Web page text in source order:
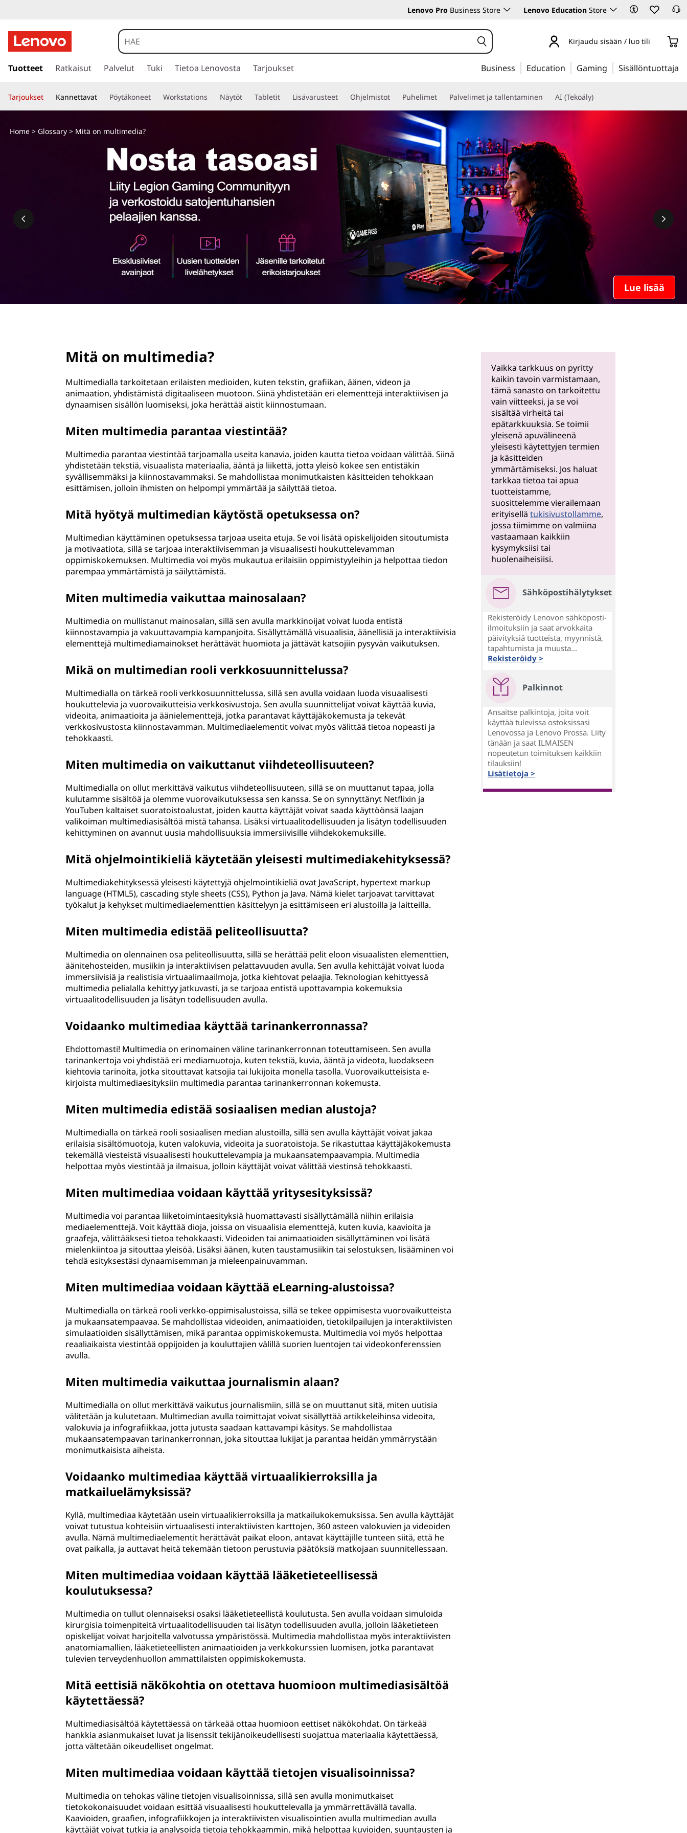
o
Lenovo Pro Business Store Lenovo Education Store
i
r
y
ä
Kirjaudu sisään / luo tili
Tuotteet Ratkaisut Palvelut Tuki Tietoa Lenovosta Tarjoukset Business Education Gaming Sisällöntuottaja
Tarjoukset Kannettavat Pöytäkoneet Workstations Näytöt Tabletit Lisävarusteet Ohjelmistot Puhelimet Palvelimet ja tallentaminen AI (Tekoäly)
Lue lisää
Home> Glossary> Mitä on multimedia?
Mitä on multimedia?
Multimedialla tarkoitetaan erilaisten medioiden, kuten tekstin, grafiikan, äänen, videon ja
animaation, yhdistämistä digitaaliseen muotoon. Siinä yhdistetään eri elementtejä interaktiivisen ja
dynaamisen sisällön luomiseksi, joka herättää aistit kiinnostumaan.
Miten multimedia parantaa viestintää?
Multimedia parantaa viestintää tarjoamalla useita kanavia, joiden kautta tietoa voidaan välittää. Siinä
yhdistetään tekstiä, visuaalista materiaalia, ääntä ja liikettä, jotta yleisö kokee sen entistäkin
syvällisemmäksi ja kiinnostavammaksi. Se mahdollistaa monimutkaisten käsitteiden tehokkaan
esittämisen, jolloin ihmisten on helpompi ymmärtää ja säilyttää tietoa.
Mitä hyötyä multimedian käytöstä opetuksessa on?
Multimedian käyttäminen opetuksessa tarjoaa useita etuja. Se voi lisätä opiskelijoiden sitoutumista
ja motivaatiota, sillä se tarjoaa interaktiivisemman ja visuaalisesti houkuttelevamman
oppimiskokemuksen. Multimedia voi myös mukautua erilaisiin oppimistyyleihin ja helpottaa tiedon
parempaa ymmärtämistä ja säilyttämistä.
Miten multimedia vaikuttaa mainosalaan?
Multimedia on mullistanut mainosalan, sillä sen avulla markkinoijat voivat luoda entistä
kiinnostavampia ja vakuuttavampia kampanjoita. Sisällyttämällä visuaalisia, äänellisiä ja interaktiivisia
elementtejä multimediamainokset herättävät huomiota ja jättävät katsojiin pysyvän vaikutuksen.
Mikä on multimedian rooli verkkosuunnittelussa?
Multimedialla on tärkeä rooli verkkosuunnittelussa, sillä sen avulla voidaan luoda visuaalisesti
houkuttelevia ja vuorovaikutteisia verkkosivustoja. Sen avulla suunnittelijat voivat käyttää kuvia,
videoita, animaatioita ja äänielementtejä, jotka parantavat käyttäjäkokemusta ja tekevät
verkkosivustosta kiinnostavamman. Multimediaelementit voivat myös välittää tietoa nopeasti ja
tehokkaasti.
Miten multimedia on vaikuttanut viihdeteollisuuteen?
Multimedialla on ollut merkittävä vaikutus viihdeteollisuuteen, sillä se on muuttanut tapaa, jolla
kulutamme sisältöä ja olemme vuorovaikutuksessa sen kanssa. Se on synnyttänyt Netflixin ja
YouTuben kaltaiset suoratoistoalustat, joiden kautta käyttäjät voivat saada käyttöönsä laajan
valikoiman multimediasisältöä mistä tahansa. Lisäksi virtuaalitodellisuuden ja lisätyn todellisuuden
kehittyminen on avannut uusia mahdollisuuksia immersiivisille viihdekokemuksille.
Mitä ohjelmointikieliä käytetään yleisesti multimediakehityksessä?
Multimediakehityksessä yleisesti käytettyjä ohjelmointikieliä ovat JavaScript, hypertext markup
language (HTML5), cascading style sheets (CSS), Python ja Java. Nämä kielet tarjoavat tarvittavat
työkalut ja kehykset multimediaelementtien käsittelyyn ja esittämiseen eri alustoilla ja laitteilla.
Miten multimedia edistää peliteollisuutta?
Multimedia on olennainen osa peliteollisuutta, sillä se herättää pelit eloon visuaalisten elementtien,
äänitehosteiden, musiikin ja interaktiivisen pelattavuuden avulla. Sen avulla kehittäjät voivat luoda
immersiivisiä ja realistisia virtuaalimaailmoja, jotka kiehtovat pelaajia. Teknologian kehittyessä
multimedia pelialalla kehittyy jatkuvasti, ja se tarjoaa entistä upottavampia kokemuksia
virtuaalitodellisuuden ja lisätyn todellisuuden avulla.
Voidaanko multimediaa käyttää tarinankerronnassa?
Ehdottomasti! Multimedia on erinomainen väline tarinankerronnan toteuttamiseen. Sen avulla
tarinankertoja voi yhdistää eri mediamuotoja, kuten tekstiä, kuvia, ääntä ja videota, luodakseen
kiehtovia tarinoita, jotka sitouttavat katsojia tai lukijoita monella tasolla. Vuorovaikutteisista e-
kirjoista multimediaesityksiin multimedia parantaa tarinankerronnan kokemusta.
Miten multimedia edistää sosiaalisen median alustoja?
Multimedialla on tärkeä rooli sosiaalisen median alustoilla, sillä sen avulla käyttäjät voivat jakaa
erilaisia sisältömuotoja, kuten valokuvia, videoita ja suoratoistoja. Se rikastuttaa käyttäjäkokemusta
tekemällä viesteistä visuaalisesti houkuttelevampia ja mukaansatempaavampia. Multimedia
helpottaa myös viestintää ja ilmaisua, jolloin käyttäjät voivat välittää viestinsä tehokkaasti.
Miten multimediaa voidaan käyttää yritysesityksissä?
Multimedia voi parantaa liiketoimintaesityksiä huomattavasti sisällyttämällä niihin erilaisia
mediaelementtejä. Voit käyttää dioja, joissa on visuaalisia elementtejä, kuten kuvia, kaavioita ja
graafeja, välittääksesi tietoa tehokkaasti. Videoiden tai animaatioiden sisällyttäminen voi lisätä
mielenkiintoa ja sitouttaa yleisöä. Lisäksi äänen, kuten taustamusiikin tai selostuksen, lisääminen voi
tehdä esityksestäsi dynaamisemman ja mieleenpainuvamman.
Miten multimediaa voidaan käyttää eLearning-alustoissa?
Multimedialla on tärkeä rooli verkko-oppimisalustoissa, sillä se tekee oppimisesta vuorovaikutteista
ja mukaansatempaavaa. Se mahdollistaa videoiden, animaatioiden, tietokilpailujen ja interaktiivisten
simulaatioiden sisällyttämisen, mikä parantaa oppimiskokemusta. Multimedia voi myös helpottaa
reaaliaikaista viestintää oppijoiden ja kouluttajien välillä suorien luentojen tai videokonferenssien
avulla.
Miten multimedia vaikuttaa journalismin alaan?
Multimedialla on ollut merkittävä vaikutus journalismiin, sillä se on muuttanut sitä, miten uutisia
välitetään ja kulutetaan. Multimedian avulla toimittajat voivat sisällyttää artikkeleihinsa videoita,
valokuvia ja infografiikkaa, jotta jutusta saadaan kattavampi käsitys. Se mahdollistaa
mukaansatempaavan tarinankerronnan, joka sitouttaa lukijat ja parantaa heidän ymmärrystään
monimutkaisista aiheista.
Voidaanko multimediaa käyttää virtuaalikierroksilla ja
matkailuelämyksissä?
Kyllä, multimediaa käytetään usein virtuaalikierroksilla ja matkailukokemuksissa. Sen avulla käyttäjät
voivat tutustua kohteisiin virtuaalisesti interaktiivisten karttojen, 360 asteen valokuvien ja videoiden
avulla. Nämä multimediaelementit herättävät paikat eloon, antavat käyttäjille tunteen siitä, että he
ovat paikalla, ja auttavat heitä tekemään tietoon perustuvia päätöksiä matkojaan suunnitellessaan.
Miten multimediaa voidaan käyttää lääketieteellisessä
koulutuksessa?
Multimedia on tullut olennaiseksi osaksi lääketieteellistä koulutusta. Sen avulla voidaan simuloida
kirurgisia toimenpiteitä virtuaalitodellisuuden tai lisätyn todellisuuden avulla, jolloin lääketieteen
opiskelijat voivat harjoitella valvotussa ympäristössä. Multimedia mahdollistaa myös interaktiivisten
anatomiamallien, lääketieteellisten animaatioiden ja verkkokurssien luomisen, jotka parantavat
tulevien terveydenhuollon ammattilaisten oppimiskokemusta.
Mitä eettisiä näkökohtia on otettava huomioon multimediasisältöä
käytettäessä?
Multimediasisältöä käytettäessä on tärkeää ottaa huomioon eettiset näkökohdat. On tärkeää
hankkia asianmukaiset luvat ja lisenssit tekijänoikeudellisesti suojattua materiaalia käytettäessä,
jotta vältetään oikeudelliset ongelmat.
Miten multimediaa voidaan käyttää tietojen visualisoinnissa?
Multimedia on tehokas väline tietojen visualisoinnissa, sillä sen avulla monimutkaiset
tietokokonaisuudet voidaan esittää visuaalisesti houkuttelevalla ja ymmärrettävällä tavalla.
Kaavioiden, graafien, infografiikkojen ja interaktiivisten visualisointien avulla multimedian avulla
käyttäjät voivat tutkia ja analysoida tietoja tehokkaammin, mikä helpottaa kuvioiden, suuntausten ja
Vaikka tarkkuus on pyritty
kaikin tavoin varmistamaan,
tämä sanasto on tarkoitettu
vain viitteeksi, ja se voi
sisältää virheitä tai
epätarkkuuksia. Se toimii
yleisenä apuvälineenä
yleisesti käytettyjen termien
ja käsitteiden
ymmärtämiseksi. Jos haluat
tarkkaa tietoa tai apua
tuotteistamme,
suosittelemme vierailemaan
erityisellä tukisivustollamme,
jossa tiimimme on valmiina
vastaamaan kaikkiin
kysymyksiisi tai
huolenaiheisiisi.
Sähköpostihälytykset
Rekisteröidy Lenovon sähköposti-
ilmoituksiin ja saat arvokkaita
päivityksiä tuotteista, myynnistä,
tapahtumista ja muusta...
Rekisteröidy >
Palkinnot
Ansaitse palkintoja, joita voit
käyttää tulevissa ostoksissasi
Lenovossa ja Lenovo Prossa. Liity
tänään ja saat ILMAISEN
nopeutetun toimituksen kaikkiin
tilauksiin!
Lisätietoja >